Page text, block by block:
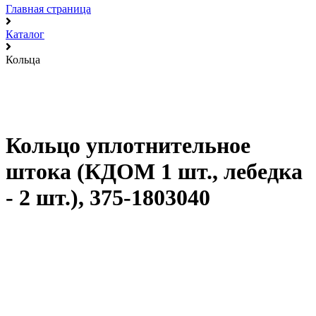
Главная страница
Каталог
Кольца
Кольцо уплотнительное
штока (КДОМ 1 шт., лебедка
- 2 шт.), 375-1803040